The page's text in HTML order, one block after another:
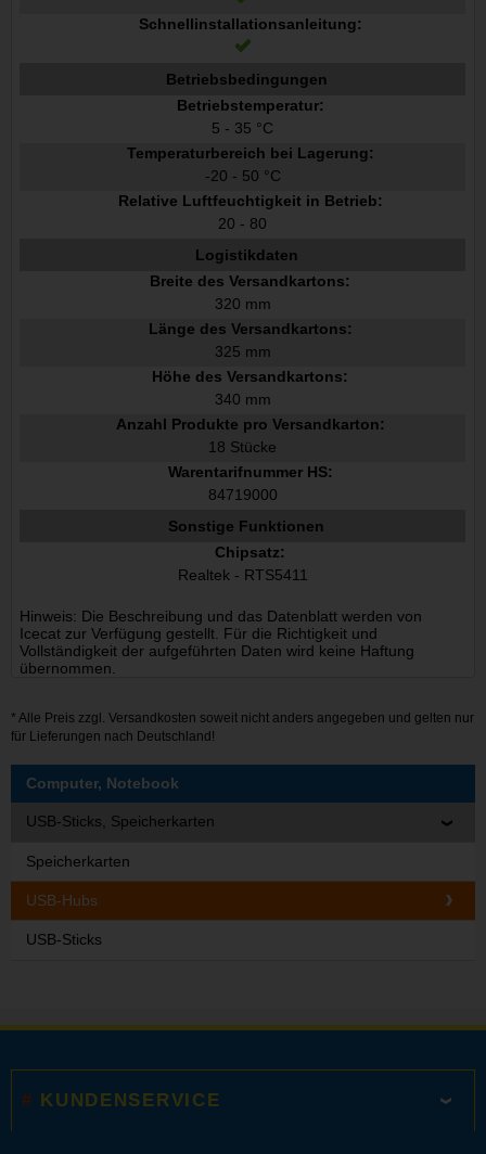
Schnellinstallationsanleitung:
Betriebsbedingungen
Betriebstemperatur:
5 - 35 °C
Temperaturbereich bei Lagerung:
-20 - 50 °C
Relative Luftfeuchtigkeit in Betrieb:
20 - 80
Logistikdaten
Breite des Versandkartons:
320 mm
Länge des Versandkartons:
325 mm
Höhe des Versandkartons:
340 mm
Anzahl Produkte pro Versandkarton:
18 Stücke
Warentarifnummer HS:
84719000
Sonstige Funktionen
Chipsatz:
Realtek - RTS5411
Hinweis: Die Beschreibung und das Datenblatt werden von
Icecat zur Verfügung gestellt. Für die Richtigkeit und
Vollständigkeit der aufgeführten Daten wird keine Haftung
übernommen.
* Alle Preis zzgl. Versandkosten soweit nicht anders angegeben und gelten nur
für Lieferungen nach Deutschland!
Computer, Notebook
USB-Sticks, Speicherkarten
Speicherkarten
USB-Hubs
USB-Sticks
KUNDENSERVICE